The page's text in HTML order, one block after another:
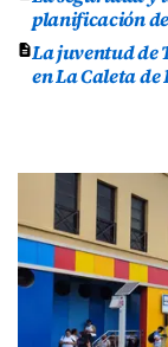
planificación
La juventud de
en La Caleta